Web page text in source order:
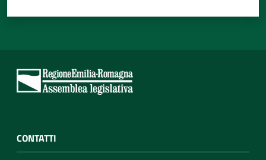
CONTATTI